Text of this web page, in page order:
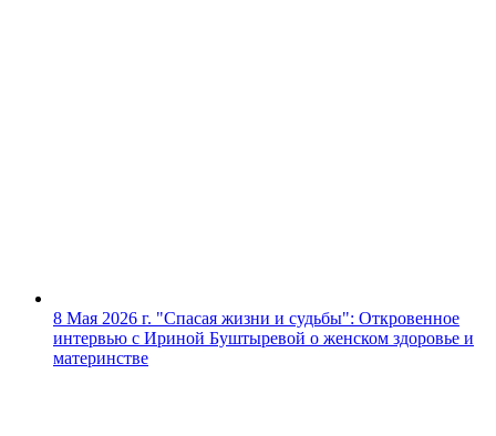
8 Мая 2026 г. "Спасая жизни и судьбы": Откровенное
интервью с Ириной Буштыревой о женском здоровье и
материнстве